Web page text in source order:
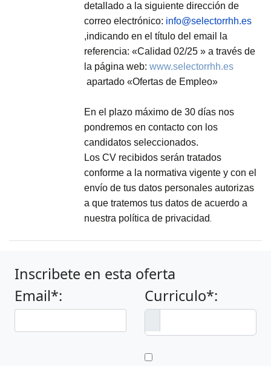
detallado a la siguiente dirección de
correo electrónico: info@selectorrhh.es
,indicando en el título del email la
referencia: «Calidad 02/25 » a través de
la página web: www.selectorrhh.es
apartado «Ofertas de Empleo»
En el plazo máximo de 30 días nos
pondremos en contacto con los
candidatos seleccionados.
Los CV recibidos serán tratados
conforme a la normativa vigente y con el
envío de tus datos personales autorizas
a que tratemos tus datos de acuerdo a
nuestra política de privacidad.
Inscribete en esta oferta
Email*:
Curriculo*: